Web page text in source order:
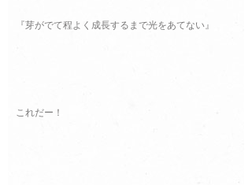
『芽がでて程よく成長するまで光をあてない』
これだー！